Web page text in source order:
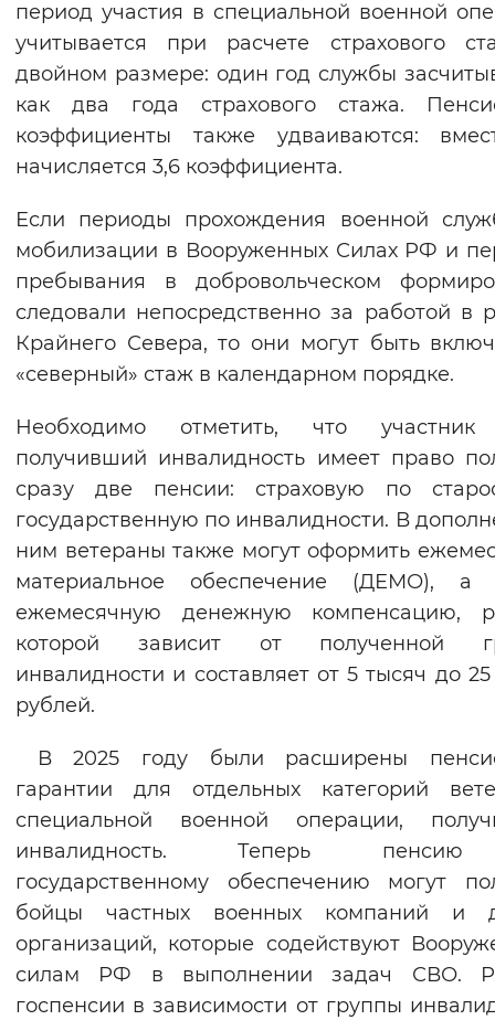
Воспроизвести Остановить
Вернуть стандартные настройки
период участия в специальной военной
учитывается при расчете страхового
двойном размере: один год службы
как два года страхового стажа.
коэффициенты также удваиваются:
начисляется 3,6 коэффициента.
Если периоды прохождения военной
мобилизации в Вооруженных Силах РФ и
пребывания в добровольческом
следовали непосредственно за работой в
Крайнего Севера, то они могут быть
«северный» стаж в календарном порядке.
Необходимо отметить, что
получивший инвалидность имеет право
сразу две пенсии: страховую по
государственную по инвалидности. В
ним ветераны также могут оформить
материальное обеспечение (ДЕМО), а
ежемесячную денежную компенсацию,
которой зависит от полученной
инвалидности и составляет от 5 тысяч до
рублей.
В 2025 году были расширены
гарантии для отдельных категорий
специальной военной операции,
инвалидность. Теперь
государственному обеспечению могут
бойцы частных военных компаний и
организаций, которые содействуют
силам РФ в выполнении задач СВО.
госпенсии в зависимости от группы